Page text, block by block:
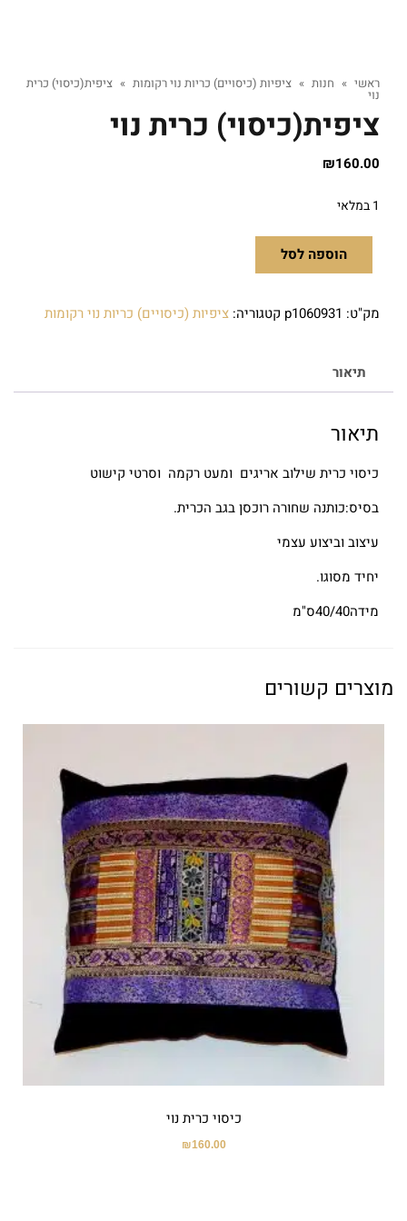
ראשי » חנות » ציפיות (כיסויים) כריות נוי רקומות » ציפית(כיסוי) כרית
נוי
ציפית(כיסוי) כרית נוי
₪160.00
1 במלאי
הוספה לסל
מק"ט: p1060931 קטגוריה: ציפיות (כיסויים) כריות נוי רקומות
תיאור
תיאור
כיסוי כרית שילוב אריגים ומעט רקמה וסרטי קישוט
בסיס:כותנה שחורה רוכסן בגב הכרית.
עיצוב וביצוע עצמי
יחיד מסוגו.
מידה40/40ס"מ
מוצרים קשורים
כיסוי כרית נוי
₪160.00